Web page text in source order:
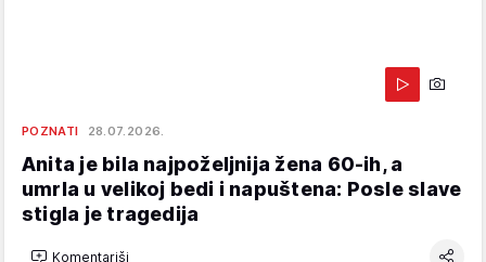
POZNATI 28.07.2026.
Anita je bila najpoželjnija žena 60-ih, a
umrla u velikoj bedi i napuštena: Posle slave
stigla je tragedija
Komentariši